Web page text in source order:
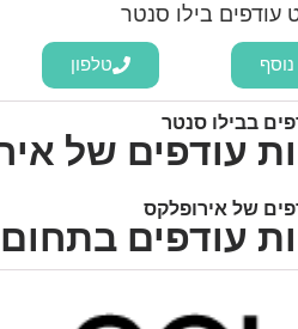
בילו סנטר
טלפון
בבילו סנטר
עודפים של
של אירופלקס
עודפים